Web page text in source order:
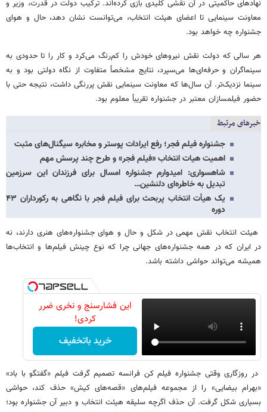
نهادهای حاکمیتی در آن نقشی کلیدی بازی کرده‌اند. ترکیب دولت در قدرت، وزیر و
معاونت سینمایی تا اعضای هیئت انتخاب، می‌توانست نشان دهد، حال و هوای
جشنواره چه خواهد بود.
هر سالی که دولت نقش نیروهای خودش را کم‌رنگ می‌کرد و کار را تا حدودی به
سینماگران و حرفه‌ای‌ها می‌سپرد، نتایج مشخصاً متفاوت از نگاه دولتی بود و به
سینما نزدیک‌تر. آن سال‌ها که معاونت سینمایی نقش پررنگی داشت، نتیجه حتی با
حضور فیلمسازان معتبر در جشنواره تقریباً معلوم بود.
خبرهای مرتبط
جشنواره فیلم فجر؛ رفع ایرادات پوستر و مخابره سیگنال‌های مثبت
اهمیت هیات انتخاب «فیلم فجر» و طرح چند پرسش مهم
شاهسواری: امیدوارم جشنواره امسال برای فرزندان این سرزمین
تبدیل به خاطره‌ای دلنشین…
یک هیأت انتخاب پربحث برای فیلم فجر با نگاهی به رکورداران ۴۳
دوره
هیئت انتخاب نقش مهمی در شکل و حال و هوای جشنواره‌های هنری دارند، نه
در ایران که در همه جشنواره‌های جهانی چرا که نوع چینش فیلم‌ها و انتخاب‌ها
همیشه می‌تواند حواشی داشته باشد.
این فشارسنج و نخری ضرر
کردی!
خرید باتخفیف
در روزگاری وقتی جشنواره فیلم کن فرانسه تصمیم گرفت فیلم «گفتگو با باد»
«بهرام بیضایی» را از مجموعه فیلم‌های «قصه‌های کیش» حذف کند، حواشی
بسیاری شکل گرفت. آن حذف اگرچه سلیقه هیئت انتخاب و دبیر آن جشنواره بود؛